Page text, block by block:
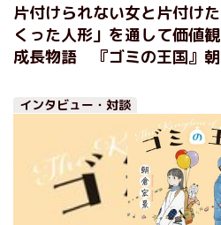
片付けられない女と片付け
くった人形」を通して価値
成長物語 『ゴミの王国』
インタビュー・対談